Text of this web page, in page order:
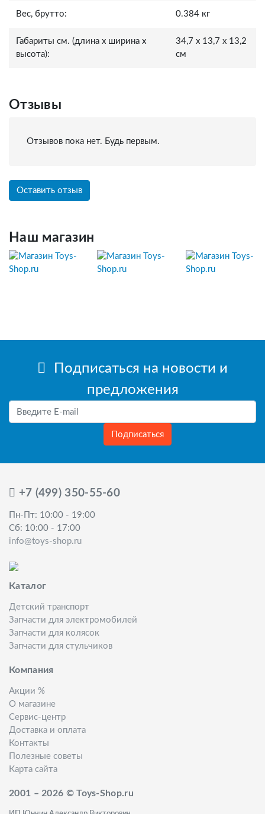
Вес, брутто: 0.384 кг
Габариты см. (длина x ширина x
высота):
34,7 x 13,7 x 13,2
см
Отзывы
Отзывов пока нет. Будь первым.
Оставить отзыв
Наш магазин
Подписаться на новости и
предложения
Подписаться
+7 (499) 350-55-60
Пн-Пт: 10:00 - 19:00
Сб: 10:00 - 17:00
info@toys-shop.ru
Каталог
Детский транспорт
Запчасти для электромобилей
Запчасти для колясок
Запчасти для стульчиков
Компания
Акции %
О магазине
Сервис-центр
Доставка и оплата
Контакты
Полезные советы
Карта сайта
2001 – 2026 © Toys-Shop.ru